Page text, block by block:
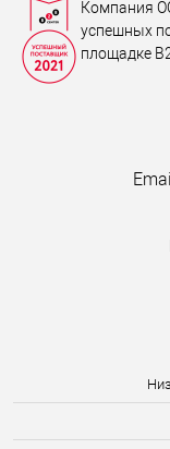
Компания
успешных
площадке